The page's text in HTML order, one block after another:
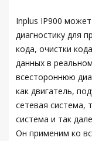
Inplus IP900
диагностику для
кода, очистки
данных в
всестороннюю
как двигатель,
сетевая система,
система и так
Он применим ко